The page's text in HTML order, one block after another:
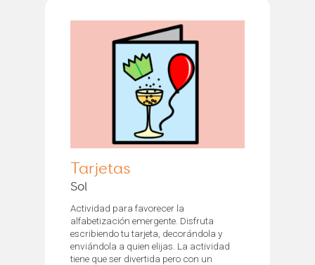
Tarjetas
Sol
Actividad para favorecer la
alfabetización emergente. Disfruta
escribiendo tu tarjeta, decorándola y
enviándola a quien elijas. La actividad
tiene que ser divertida pero con un